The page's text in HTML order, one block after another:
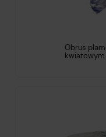
Obrus
kwiatowym